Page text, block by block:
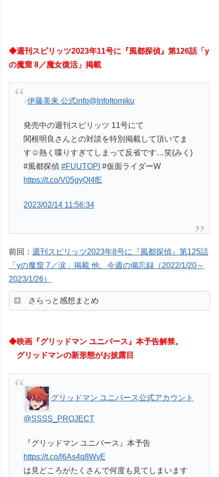
◆週刊スピリッツ2023年11号に『風都探偵』第126話「y
の魔窟 8／魔女復活」掲載
伊藤美来 公式info@InfoItomiku
発売中の週刊スピリッツ 11号にて
関根明良さんとの対談を特別掲載して頂いてま
す☺️熱く喋りすぎてしまって反省です…笑(みく)
#風都探偵#FUUTOPI #仮面ライダーW
https://t.co/V05gyQI4fE
2023/02/14 11:56:34
前回：週刊スピリッツ2023年8号に『風都探偵』第125話
「yの魔窟 7／涙」掲載 他、今週の備忘録（2022/1/20～
2023/1/26）
さらっと感想まとめ
◆映画『グリッドマン ユニバース』本予告解禁。
グリッドマンの新形態がお披露目
グリッドマン ユニバース公式アカウント
@SSSS_PROJECT
『グリッドマン ユニバース』本予告
https://t.co/l6As4q8WvE
は見どころがたくさんで何度も見てしまいます